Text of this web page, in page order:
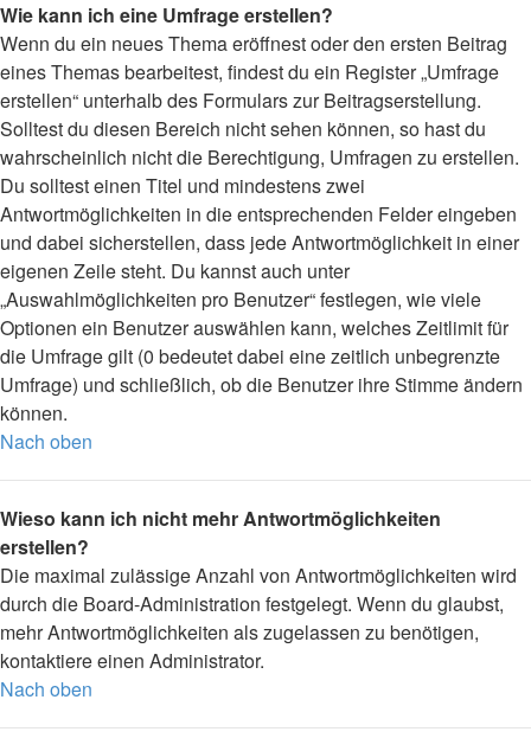
Wie kann ich eine Umfrage erstellen?
Wenn du ein neues Thema eröffnest oder den ersten Beitrag
eines Themas bearbeitest, findest du ein Register „Umfrage
erstellen“ unterhalb des Formulars zur Beitragserstellung.
Solltest du diesen Bereich nicht sehen können, so hast du
wahrscheinlich nicht die Berechtigung, Umfragen zu erstellen.
Du solltest einen Titel und mindestens zwei
Antwortmöglichkeiten in die entsprechenden Felder eingeben
und dabei sicherstellen, dass jede Antwortmöglichkeit in einer
eigenen Zeile steht. Du kannst auch unter
„Auswahlmöglichkeiten pro Benutzer“ festlegen, wie viele
Optionen ein Benutzer auswählen kann, welches Zeitlimit für
die Umfrage gilt (0 bedeutet dabei eine zeitlich unbegrenzte
Umfrage) und schließlich, ob die Benutzer ihre Stimme ändern
können.
Nach oben
Wieso kann ich nicht mehr Antwortmöglichkeiten
erstellen?
Die maximal zulässige Anzahl von Antwortmöglichkeiten wird
durch die Board-Administration festgelegt. Wenn du glaubst,
mehr Antwortmöglichkeiten als zugelassen zu benötigen,
kontaktiere einen Administrator.
Nach oben